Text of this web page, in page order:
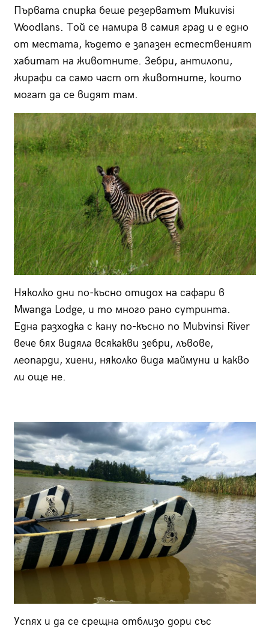
Първата спирка беше резерватът Mukuvisi
Woodlans. Той се намира в самия град и е едно
от местата, където е запазен естественият
хабитат на животните. Зебри, антилопи,
жирафи са само част от животните, които
могат да се видят там.
Няколко дни по-късно отидох на сафари в
Mwanga Lodge, и то много рано сутринта.
Една разходка с кану по-късно по Mubvinsi River
вече бях видяла всякакви зебри, лъвове,
леопарди, хиени, няколко вида маймуни и какво
ли още не.
Успях и да се срещна отблизо дори със